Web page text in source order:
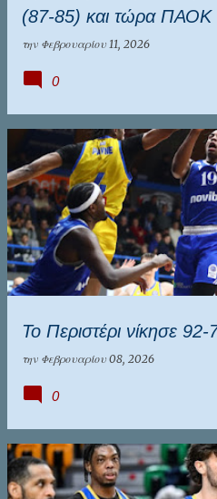
(87-85) και τώρα ΠΑΟΚ
την Φεβρουαρίου 11, 2026
0
Το Περιστέρι νίκησε
την Φεβρουαρίου 08, 2026
0